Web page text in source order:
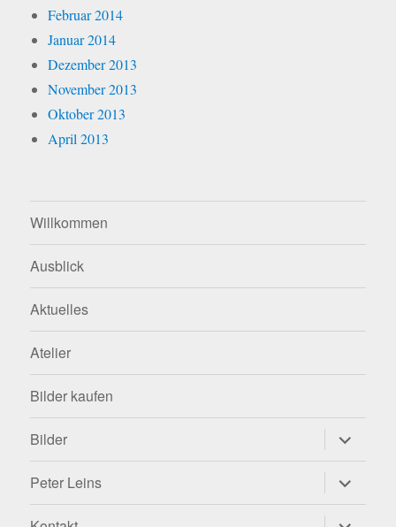
Februar 2014
Januar 2014
Dezember 2013
November 2013
Oktober 2013
April 2013
Willkommen
Ausblick
Aktuelles
Atelier
Bilder kaufen
Bilder
anzeigen
Peter Leins
anzeigen